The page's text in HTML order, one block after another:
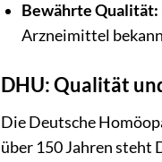
Bewährte Qualität:
Arzneimittel
DHU: Qualität
Die Deutsche
über 150 Jahren